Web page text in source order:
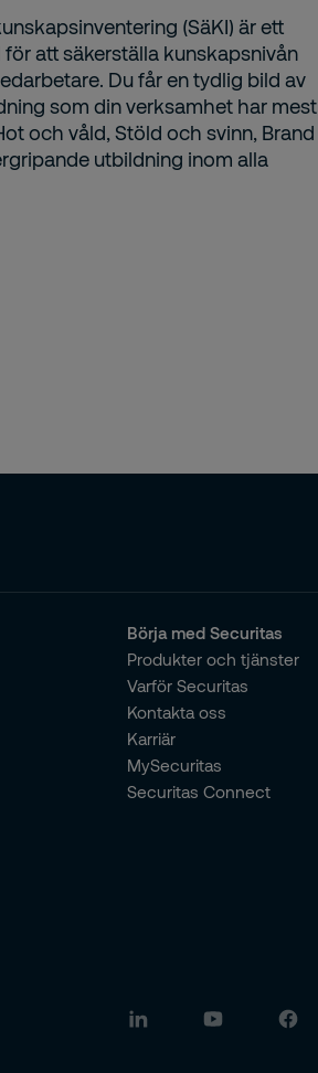
(SäKI) är ett
att säkerställa kunskapsnivån
Du får en tydlig bild av
som din verksamhet har mest
och våld, Stöld och svinn, Brand
utbildning inom alla
Börja med Securitas
Produkter och tjänster
Varför Securitas
Kontakta oss
Karriär
MySecuritas
Securitas Connect